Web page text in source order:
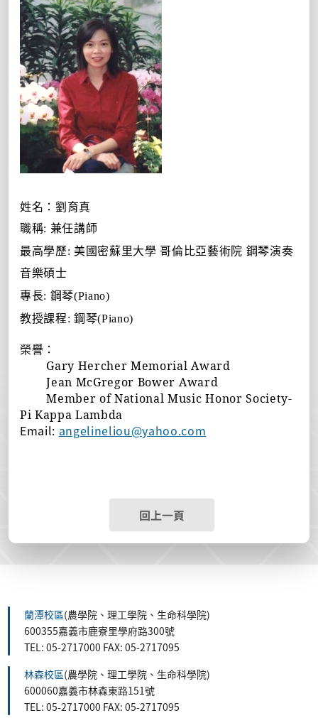
姓名：劉育真
職稱: 兼任講師
最高學歷:美國密蘇里大學 哥倫比亞藝術院 鋼琴演奏
音樂碩士
專長: 鋼琴(Piano)
教授課程:鋼琴(Piano)
榮譽：
Gary Hercher Memorial Award
Jean McGregor Bower Award
Member of National Music Honor Society-
Pi Kappa Lambda
Email: angelineliou@yahoo.com
回上一頁
蘭潭校區(農學院、理工學院、生命科學院)
600355嘉義市鹿寮里學府路300號
TEL: 05-2717000 FAX: 05-2717095
林森校區(農學院、理工學院、生命科學院)
600060嘉義市林森東路151號
TEL: 05-2717000 FAX: 05-2717095